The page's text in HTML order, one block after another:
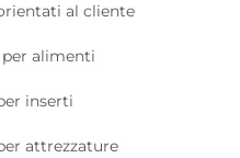
al cliente
per alimenti
inserti
attrezzature